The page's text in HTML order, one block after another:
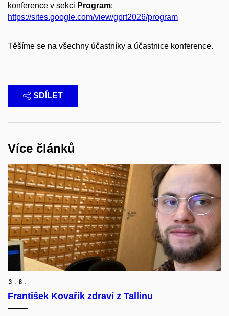
konference v sekci Program:
https://sites.google.com/view/gprt2026/program
Těšíme se na všechny účastníky a účastnice konference.
SDÍLET
Více článků
3. 8.
František Kovařík zdraví z Tallinu